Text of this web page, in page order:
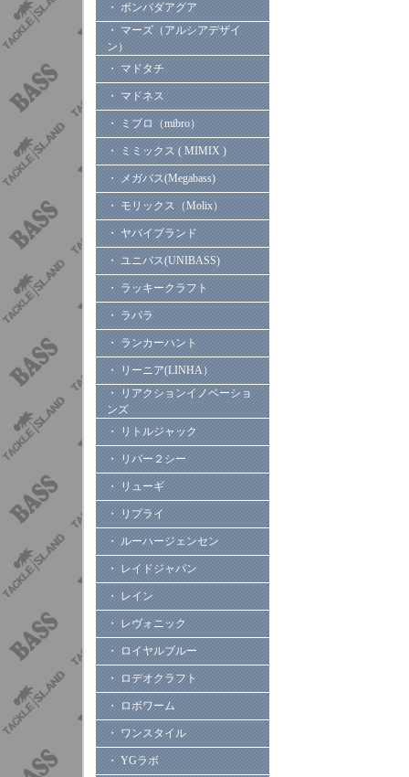
・ ボンバダアグア
・ マーズ（アルシアデザイ
ン）
・ マドタチ
・ マドネス
・ ミブロ（mibro）
・ ミミックス ( MIMIX )
・ メガバス(Megabass)
・ モリックス（Molix）
・ ヤバイブランド
・ ユニバス(UNIBASS)
・ ラッキークラフト
・ ラパラ
・ ランカーハント
・ リーニア(LINHA）
・ リアクションイノベーショ
ンズ
・ リトルジャック
・ リバー２シー
・ リューギ
・ リプライ
・ ルーハージェンセン
・ レイドジャパン
・ レイン
・ レヴォニック
・ ロイヤルブルー
・ ロデオクラフト
・ ロボワーム
・ ワンスタイル
・ YGラボ